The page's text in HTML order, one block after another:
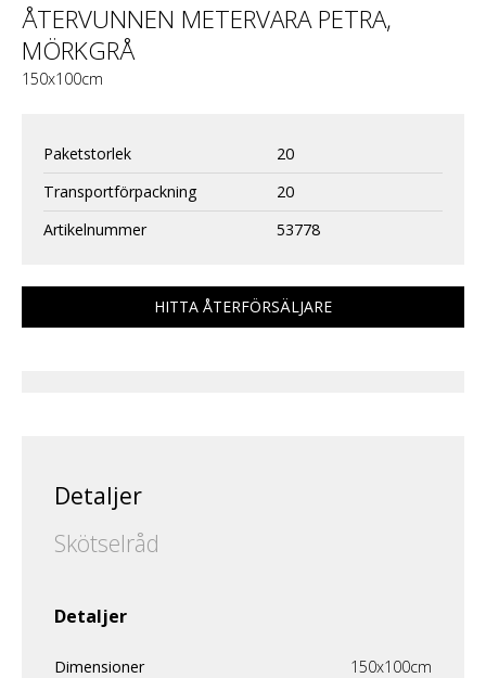
ÅTERVUNNEN METERVARA PETRA,
MÖRKGRÅ
150x100cm
Paketstorlek
20
Transportförpackning
20
Artikelnummer
53778
HITTA ÅTERFÖRSÄLJARE
Detaljer
Skötselråd
Detaljer
Dimensioner
150x100cm